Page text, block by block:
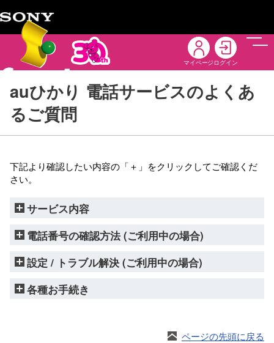
マイページ ログイン
メニ
auひかり 電話サービスのよくあ
るご質問
下記より確認したい内容の「＋」をクリックしてご確認くだ
さい。
サービス内容
電話番号の確認方法 (ご利用中の場合)
設定 / トラブル解決 (ご利用中の場合)
各種お手続き
ページの先頭に戻る